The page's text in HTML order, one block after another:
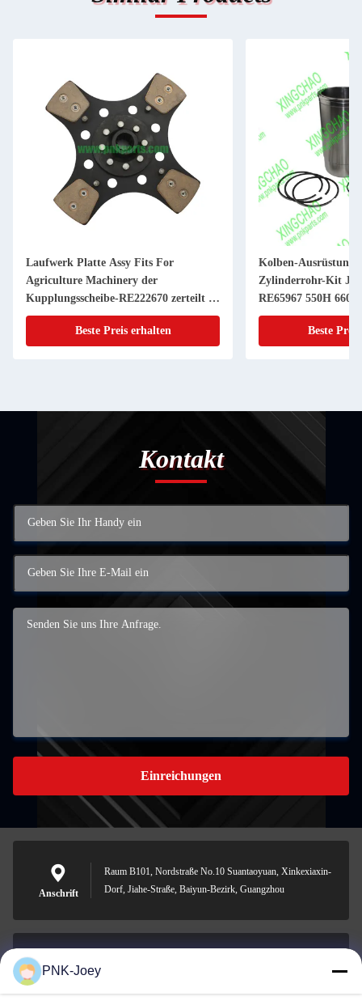
Laufwerk Platte Assy Fits For
Agriculture Machinery der
Kupplungsscheibe-RE222670 zerteilt 11
Zoll 20 KEIL
Beste Preis erhalten
Kolben-Ausrüstung
Zylinderrohr-Kit JDs
RE65967 550H 6603
Powerthch Turbo
Beste
Kontakt
Einreichungen
Anschrift
Raum B101, Nordstraße No.10 Suantaoyuan, Xinkexiaxin-
Dorf, Jiahe-Straße, Baiyun-Bezirk, Guangzhou
E-Mail-Adresse
PNK-Joey